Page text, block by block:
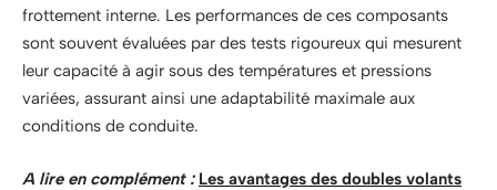
frottement interne. Les performances de ces composants
sont souvent évaluées par des tests rigoureux qui mesurent
leur capacité à agir sous des températures et pressions
variées, assurant ainsi une adaptabilité maximale aux
conditions de conduite.
A lire en complément : Les avantages des doubles volants